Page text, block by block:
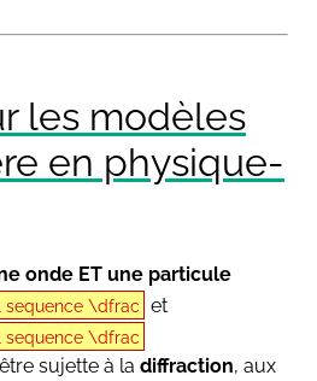
les modèles
en physique-
onde ET une particule
sequence \dfrac et
sequence \dfrac
sujette à la diffraction, aux